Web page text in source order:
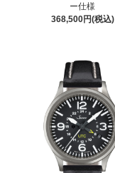
ー仕様
368,500円(税込)